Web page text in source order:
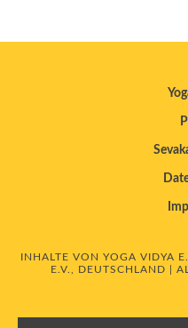
INHALTE VON YOGA VIDYA
E.V., DEUTSCHLAND |